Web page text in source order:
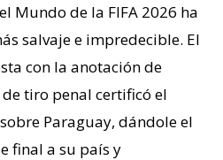
Mundo de la FIFA 2026 ha
salvaje e impredecible. El
con la anotación de
tiro penal certificó el
Paraguay, dándole el
final a su país y